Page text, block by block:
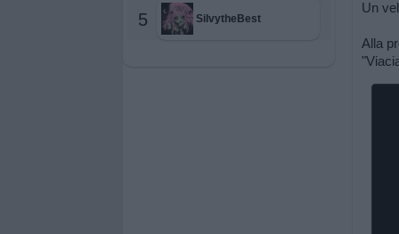
5 SilvytheBest
Un
Alla